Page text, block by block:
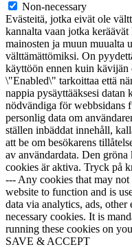
Non-necessary
Evästeitä, jotka eivät ole
kannalta vaan jotka
mainosten ja muun muualta
välttämättömiksi. On
käyttöön ennen kuin kävijän
\"Enabled\" tarkoittaa että
nappia pysäyttääksesi
nödvändiga för webbsidans
personlig data om
ställen inbäddat innehåll,
att be om besökarens
av användardata. Den
cookies är aktiva. Tryck på
--- Any cookies that may
website to function and is
data via analytics, ads, other
necessary cookies. It is
running these cookies on
SAVE & ACCEPT